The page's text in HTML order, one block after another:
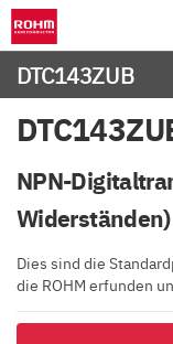
DTC143ZUB
NPN-
Widerständen)
Dies sind die
die ROHM erfunden